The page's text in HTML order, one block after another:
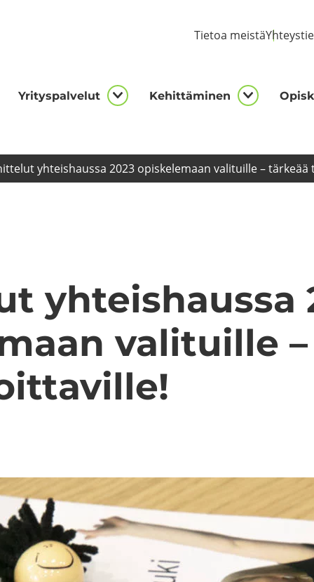
Tie­toa meis­tä
Yri­tys­pal­ve­lut
Yrityspalvelut
Ke­hit­tä­mi­nen
yh­teis­haus­sa 2023 opis­ke­le­maan va­li­tuil­le –
yh­teis­haus­sa
va­li­tuil­le